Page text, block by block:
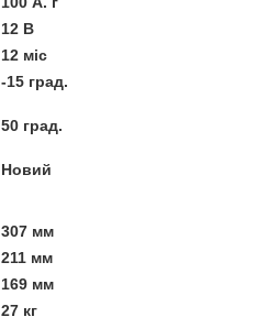
12 В
12 міс
-15 град.
50 град.
Новий
307 мм
211 мм
169 мм
27 кг